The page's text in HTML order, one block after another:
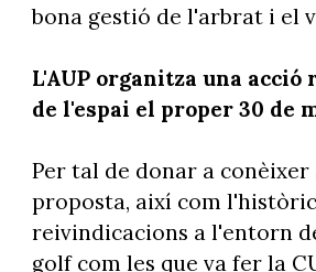
bona gestió de l'arbrat i el
L'AUP organitza una
de l'espai el proper 30 de
Per tal de donar a conèixer
proposta, així com
reivindicacions a l'entorn
golf com les que va fer la